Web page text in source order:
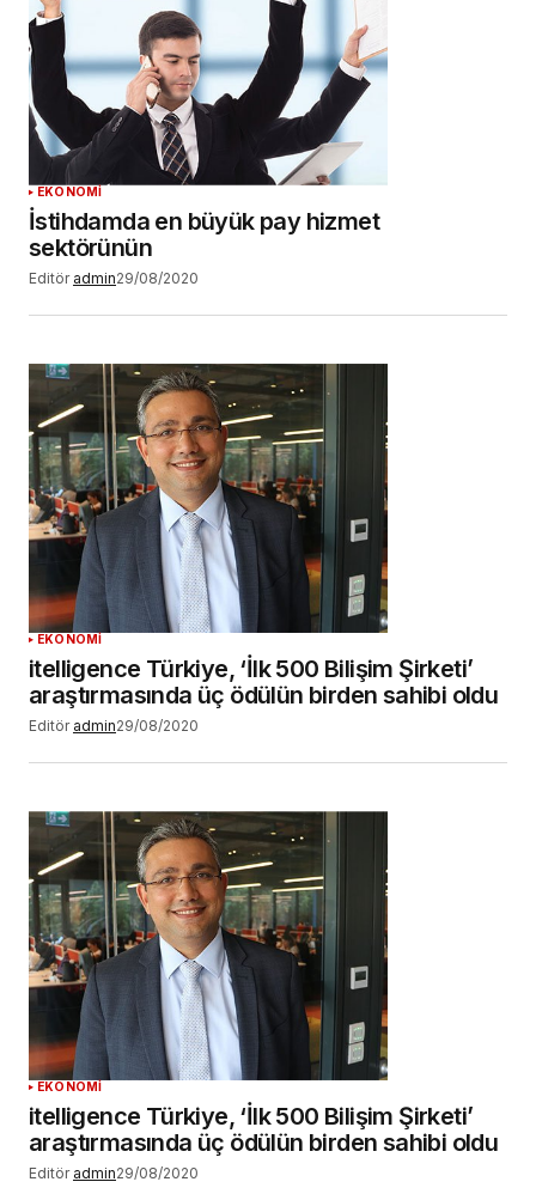
EKONOMİ
İstihdamda en büyük pay hizmet
sektörünün
Editör admin29/08/2020
EKONOMİ
itelligence Türkiye, ‘İlk 500 Bilişim Şirketi’
araştırmasında üç ödülün birden sahibi oldu
Editör admin29/08/2020
EKONOMİ
itelligence Türkiye, ‘İlk 500 Bilişim Şirketi’
araştırmasında üç ödülün birden sahibi oldu
Editör admin29/08/2020